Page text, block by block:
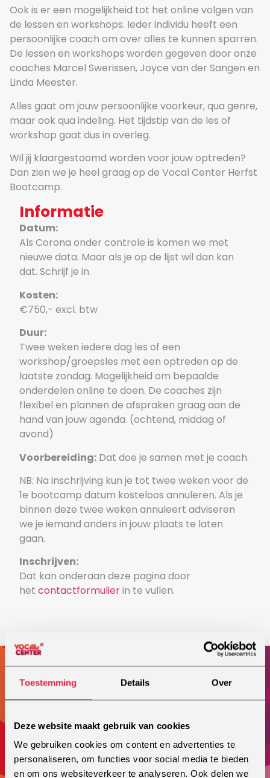
Toestemming Details Over
Deze website maakt gebruik van cookies
We gebruiken cookies om content en advertenties te
personaliseren, om functies voor social media te bieden
en om ons websiteverkeer te analyseren. Ook delen we
Ook is er een mogelijkheid tot het online volgen van
de lessen en workshops. Ieder individu heeft een
persoonlijke coach om over alles te kunnen sparren.
De lessen en workshops worden gegeven door onze
coaches Marcel Swerissen, Joyce van der Sangen en
Linda Meester.
Alles gaat om jouw persoonlijke voorkeur, qua genre,
maar ook qua indeling. Het tijdstip van de les of
workshop gaat dus in overleg.
Wil jij klaargestoomd worden voor jouw optreden?
Dan zien we je heel graag op de Vocal Center Herfst
Bootcamp.
Informatie
Datum:
Als Corona onder controle is komen we met
nieuwe data. Maar als je op de lijst wil dan kan
dat. Schrijf je in.
Kosten:
€750,- excl. btw
Duur:
Twee weken iedere dag les of een
workshop/groepsles met een optreden op de
laatste zondag. Mogelijkheid om bepaalde
onderdelen online te doen. De coaches zijn
flexibel en plannen de afspraken graag aan de
hand van jouw agenda. (ochtend, middag of
avond)
Voorbereiding: Dat doe je samen met je coach.
NB: Na inschrijving kun je tot twee weken voor de
1e bootcamp datum kosteloos annuleren. Als je
binnen deze twee weken annuleert adviseren
we je iemand anders in jouw plaats te laten
gaan.
Inschrijven:
Dat kan onderaan deze pagina door
het contactformulierin te vullen.
Schema van de lessen is flexibel.
Vocal Essence® zangtechniek
Podiumpresentatie
Timing en dynamiek
Stemonderhoud